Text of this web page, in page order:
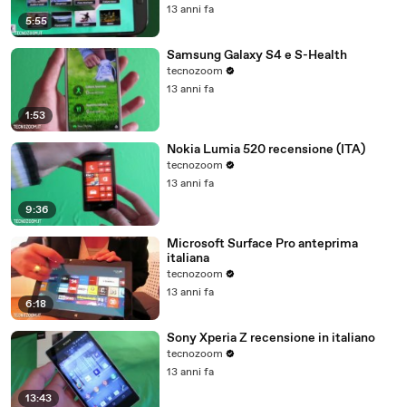
5:55
13 anni fa
1:53
Samsung Galaxy S4 e S-Health
tecnozoom
13 anni fa
9:36
Nokia Lumia 520 recensione (ITA)
tecnozoom
13 anni fa
6:18
Microsoft Surface Pro anteprima
italiana
tecnozoom
13 anni fa
13:43
Sony Xperia Z recensione in italiano
tecnozoom
13 anni fa